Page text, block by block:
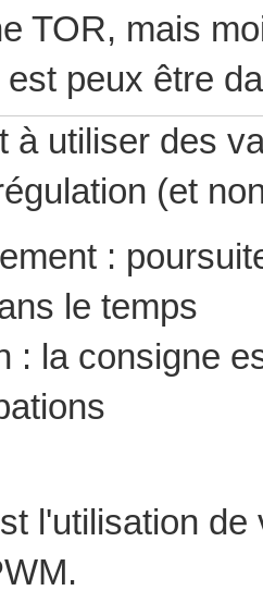
TOR, mais
peux être
à utiliser des
(et
:
le temps
: la consigne
l'utilisation